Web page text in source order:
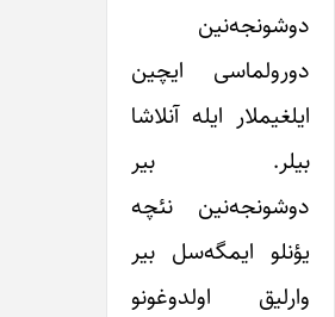
دوشونجه‌نین
دورولماسی ایچین
ایلغیملار ایله آنلاشا
بیلر. بیر
دوشونجه‌نین نئچه
یؤنلو ایمگه‌سل بیر
وارلیق اولدوغونو